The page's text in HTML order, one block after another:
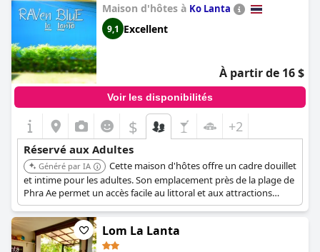
Maison d'hôtes à Ko Lanta
9,1 Excellent
À partir de 16 $
Voir les disponibilités
$ +2
Réservé aux Adultes
Généré par IA
Cette maison d'hôtes offre un cadre douillet
et intime pour les adultes. Son emplacement près de la plage de
Phra Ae permet un accès facile au littoral et aux attractions
locales.
Lom La Lanta